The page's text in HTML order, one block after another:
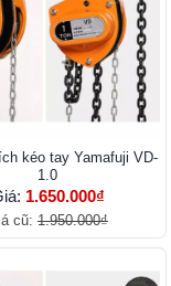
kéo tay Yamafuji VD-
1.0
1.650.000₫
cũ: 1.950.000₫